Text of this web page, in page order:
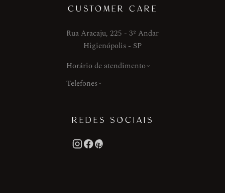
CUSTOMER CARE
Rua Aracaju, 225 - 3º Andar
Higienópolis - SP
Horário de atendimento
Telefones
REDES SOCIAIS